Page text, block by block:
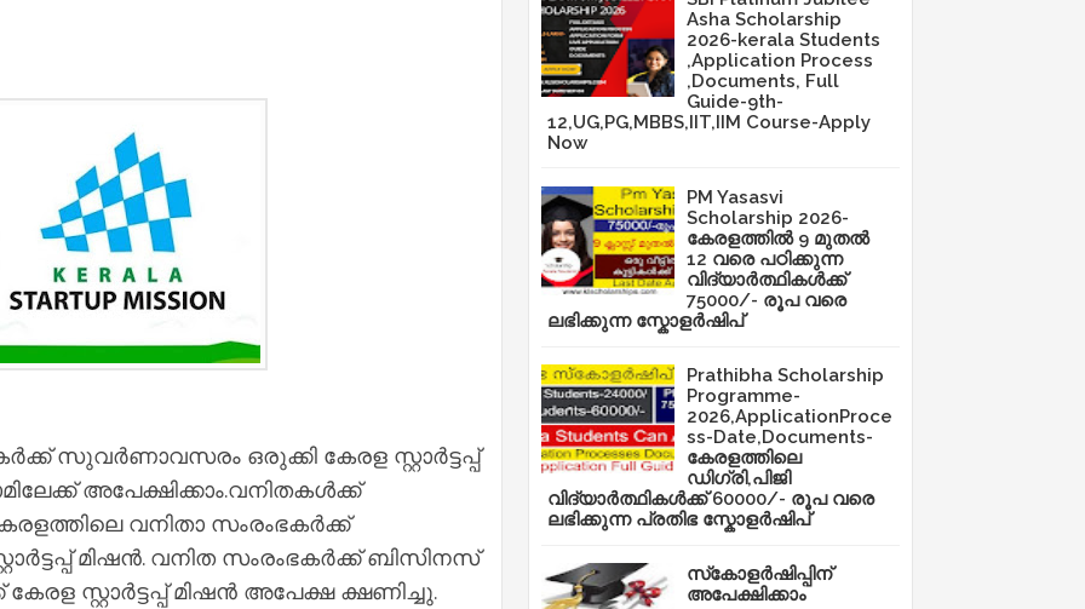
സുവർണാവസരം ഒരുക്കി കേരള സ്റ്റാര്‍ട്ടപ്പ്
അപേക്ഷിക്കാം.വനിതകൾക്ക്
വനിതാ സംരംഭകര്‍ക്ക്
മിഷന്‍. വനിത സംരംഭകര്‍ക്ക് ബിസിനസ്
സ്റ്റാര്‍ട്ടപ്പ് മിഷന്‍ അപേക്ഷ ക്ഷണിച്ചു.
Asha Scholarship
2026-kerala Students
,Application Process
,Documents, Full
Guide-9th-
12,UG,PG,MBBS,IIT,IIM Course-Apply
Now
PM Yasasvi
Scholarship 2026-
കേരളത്തിൽ 9 മുതൽ
12 വരെ പഠിക്കുന്ന
വിദ്യാർത്ഥികൾക്ക്
75000/- രൂപ വരെ
ലഭിക്കുന്ന സ്കോളർഷിപ്
Prathibha Scholarship
Programme-
2026,ApplicationProce
ss-Date,Documents-
കേരളത്തിലെ
ഡിഗ്രി,പിജി
വിദ്യാർത്ഥികൾക്ക് 60000/- രൂപ വരെ
ലഭിക്കുന്ന പ്രതിഭ സ്കോളർഷിപ്
സ്‌കോളർഷിപ്പിന്
അപേക്ഷിക്കാം